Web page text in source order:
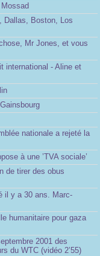
Dallas, Boston, Los
Mr Jones, et vous
international - Aline et
nationale a rejeté la
à une ’TVA sociale’
de tirer des obus
il y a 30 ans. Marc-
humanitaire pour gaza
2001 des
du WTC (vidéo 2’55)